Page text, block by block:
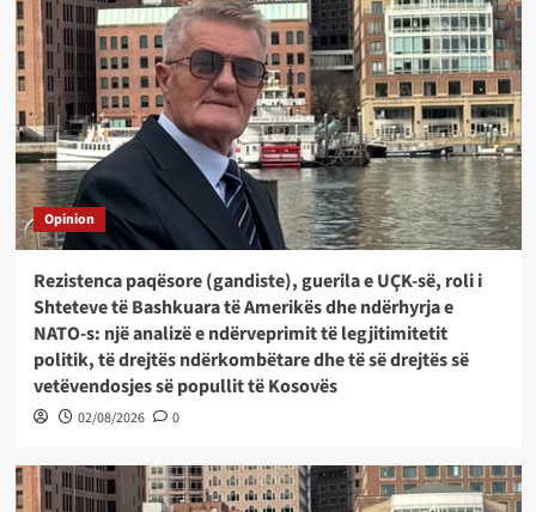
Opinion
Rezistenca paqësore (gandiste), guerila e UÇK-së, roli i
Shteteve të Bashkuara të Amerikës dhe ndërhyrja e
NATO-s: një analizë e ndërveprimit të legjitimitetit
politik, të drejtës ndërkombëtare dhe të së drejtës së
vetëvendosjes së popullit të Kosovës
02/08/2026 0